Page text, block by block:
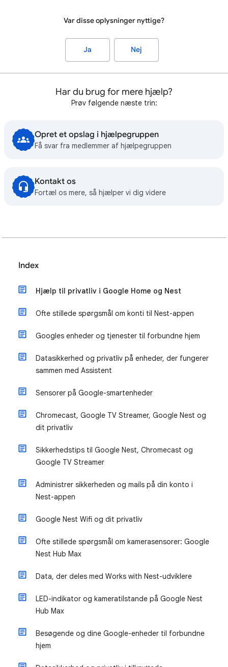
Var disse oplysninger nyttige?
Ja Nej
Har du brug for mere hjælp?
Prøv følgende næste trin:
Opret et opslag i hjælpegruppen
Få svar fra medlemmer af hjælpegruppen
Kontakt os
Fortæl os mere, så hjælper vi dig videre
Index
Hjælp til privatliv i Google Home og Nest
Ofte stillede spørgsmål om konti til Nest-appen
Googles enheder og tjenester til forbundne hjem
Datasikkerhed og privatliv på enheder, der fungerer
sammen med Assistent
Sensorer på Google-smartenheder
Chromecast, Google TV Streamer, Google Nest og
dit privatliv
Sikkerhedstips til Google Nest, Chromecast og
Google TV Streamer
Administrer sikkerheden og mails på din konto i
Nest-appen
Google Nest Wifi og dit privatliv
Ofte stillede spørgsmål om kamerasensorer: Google
Nest Hub Max
Data, der deles med Works with Nest-udviklere
LED-indikator og kameratilstande på Google Nest
Hub Max
Besøgende og dine Google-enheder til forbundne
hjem